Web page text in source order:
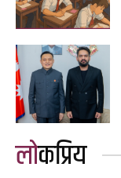
लोकप्रिय